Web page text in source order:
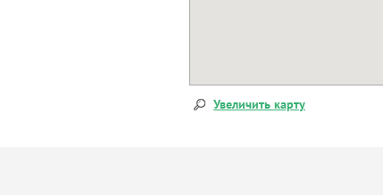
Увеличить карту